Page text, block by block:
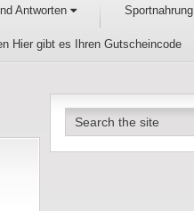
Antworten Sportnahrung
Hier gibt es Ihren Gutscheincode